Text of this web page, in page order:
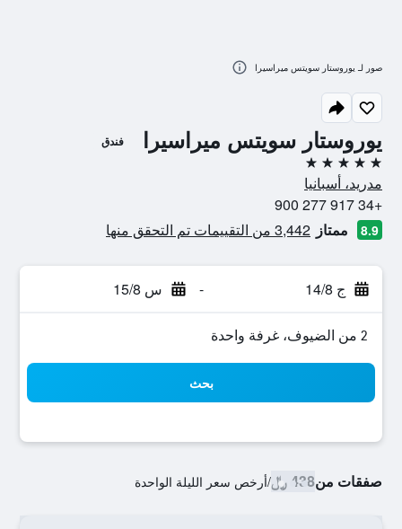
يوروستار سويتس ميراسيرا فندق
5 نجوم
مدريد، أسبانيا
+34 917 277 900
8.9 ممتاز 3,442 من التقييمات تم التحقق منها
ج 14/8 - س 15/8
2 من الضيوف، غرفة واحدة
بحث
صفقات من438 ﷼ /أرخص سعر الليلة الواحدة
صور لـ يوروستار سويتس ميراسيرا